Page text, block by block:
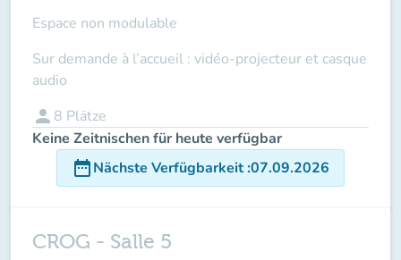
Espace non modulable
Sur demande à l’accueil : vidéo-projecteur et casque
audio
person 8 Plätze
Keine Zeitnischen für heute verfügbar
date_rangeNächste Verfügbarkeit:07.09.2026
CROG - Salle 5